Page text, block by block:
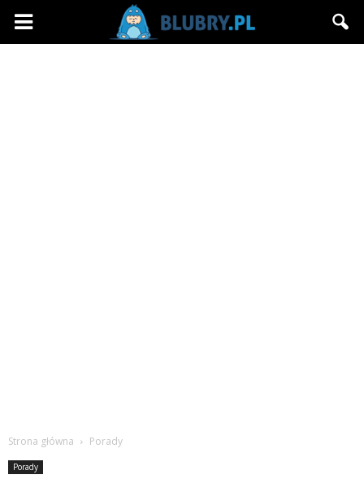
Blubry.pl
Strona główna Porady
Porady